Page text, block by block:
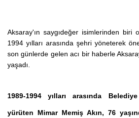
Aksaray'ın saygıdeğer isimlerinden biri
1994 yılları arasında şehri yöneterek
son günlerde gelen acı bir haberle
yaşadı.
1989-1994 yılları arasında
yürüten Mimar Memiş Akın, 76